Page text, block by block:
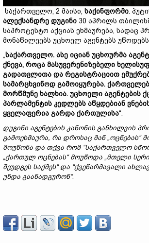
საქართველო, 2 მაისი, საქინფორმი.
ალექსანდრე დუგინი 30 აპრილს
საპროტესტო აქციას ეხმაურება, სადაც
მონაწილეებს უცხოელ აგენტებს
„საქართველო. ასე იციან უცხოურმა
ქნევა, როცა მასუვერენიზებელი
გადათვლითა და რეგისტრაციით
სამარცხვინოდ გამოიყურება.
მორწმუნე ხალხია. უცხოელი აგენტების
პარლამენტის კედლებს აწყდებიან
ყველაფერია გარდა ქართულისა“.
დუგინი აგენტების კანონის განხილვის
გამოეხმაურა, რა დროსაც მან „ოცნებას“
მოუწონა და თქვა რომ “საქართველო
„ქართულ ოცნებას“მოუწოდა „მთელი
შეუდგეს საქმეს“და “ქვეწარმავალი
უნდა გაანადგურონ“.